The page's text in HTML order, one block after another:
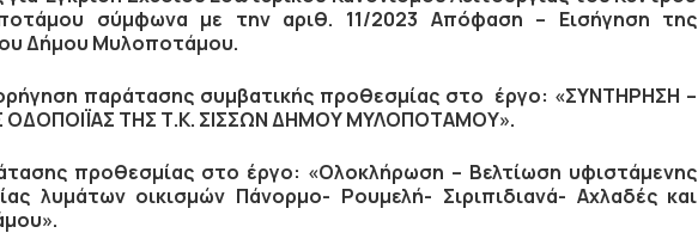
σύμφωνα με την αριθ. 11/2023 Απόφαση – Εισήγηση της
Δήμου Μυλοποτάμου.
παράτασης συμβατικής προθεσμίας στο έργο: «ΣΥΝΤΗΡΗΣΗ –
ΟΔΟΠΟΙΪΑΣ ΤΗΣ Τ.Κ. ΣΙΣΣΩΝ ΔΗΜΟΥ ΜΥΛΟΠΟΤΑΜΟΥ».
προθεσμίας στο έργο: «Ολοκλήρωση – Βελτίωση υφιστάμενης
λυμάτων οικισμών Πάνορμο- Ρουμελή- Σιριπιδιανά- Αχλαδές και